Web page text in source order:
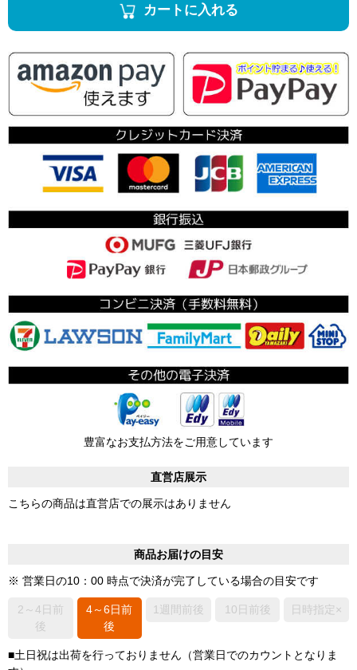
カートに入れる
豊富なお支払方法をご用意しています
直営店展示
こちらの商品は直営店での展示はありません
商品お届けの目安
※ 営業日の10：00 時点で決済が完了している場合の目安です
2～4日前
後
4～6日前
後
1週間前後 10日前後 日時指定×
■土日祝は出荷を行っておりません（営業日でのカウントとなりま